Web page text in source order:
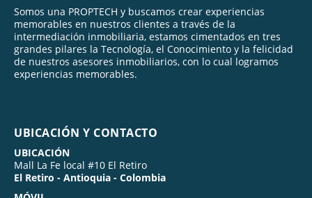
Somos una PROPTECH y buscamos crear experiencias
memorables en nuestros clientes a través de la
intermediación inmobiliaria, estamos cimentados en tres
grandes pilares la Tecnología, el Conocimiento y la felicidad
de nuestros asesores inmobiliarios, con lo cual logramos
experiencias memorables.
UBICACIÓN Y CONTACTO
UBICACIÓN
Mall La Fe local #10 El Retiro
El Retiro - Antioquia - Colombia